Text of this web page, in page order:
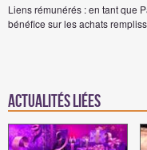
Liens rémunérés : en tant que
bénéfice sur les achats
Actualités Liées